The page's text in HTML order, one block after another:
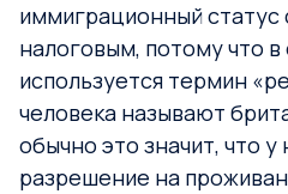
иммиграционный статус
налоговым, потому что в
используется термин
человека называют
обычно это значит, что у
разрешение на